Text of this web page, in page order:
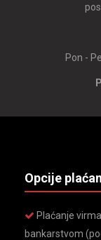
Pon -
Opcije
Plaćanje
bankarstvom